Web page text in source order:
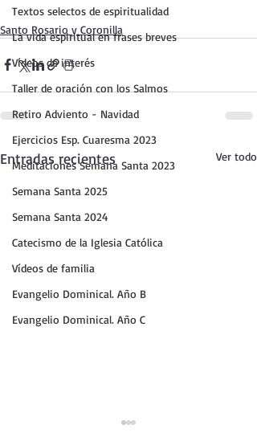
Textos selectos de espiritualidad
La vida espiritual en frases breves
Vídeos de interés
Taller de oración con los Salmos
Retiro Adviento - Navidad
Ejercicios Esp. Cuaresma 2023
Meditaciones Semana Santa 2023
Semana Santa 2025
Semana Santa 2024
Catecismo de la Iglesia Católica
Vídeos de familia
Evangelio Dominical. Año B
Evangelio Dominical. Año C
Santo Rosario y Coronilla
Entradas recientes Ver todo